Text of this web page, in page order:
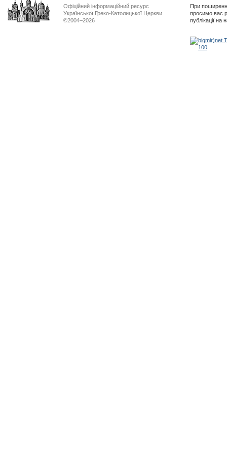
Офіційний інформаційний ресурс
Української Греко-Католицької Церкви
©2004–2026
При
просимо вас
публікації на